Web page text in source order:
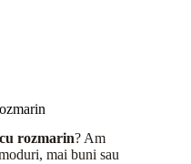
rozmarin? Am
mai buni sau